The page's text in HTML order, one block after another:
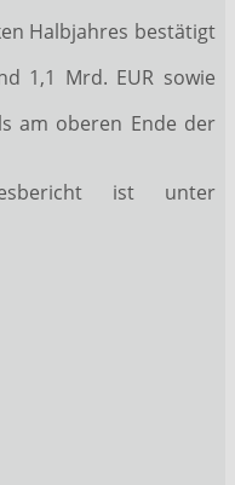
Halbjahres bestätigt
1,1 Mrd. EUR sowie
am oberen Ende der
ist unter